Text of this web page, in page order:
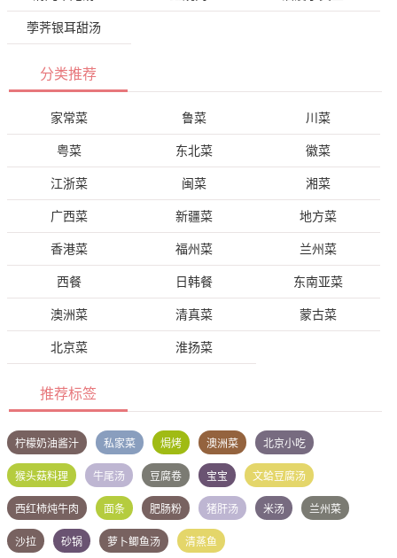
荸荠银耳甜汤
分类推荐
家常菜 鲁菜 川菜
粤菜 东北菜 徽菜
江浙菜 闽菜 湘菜
广西菜 新疆菜 地方菜
香港菜 福州菜 兰州菜
西餐 日韩餐 东南亚菜
澳洲菜 清真菜 蒙古菜
北京菜 淮扬菜
推荐标签
柠檬奶油酱汁 私家菜 焗烤 澳洲菜 北京小吃
猴头菇料理 牛尾汤 豆腐卷 宝宝 文蛤豆腐汤
西红柿炖牛肉 面条 肥肠粉 猪肝汤 米汤 兰州菜
沙拉 砂锅 萝卜鲫鱼汤 清蒸鱼